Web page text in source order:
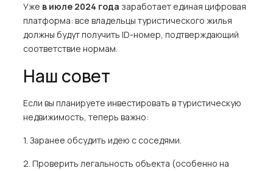
Уже в июле 2024 года заработает единая цифровая
платформа: все владельцы туристического жилья
должны будут получить ID-номер, подтверждающий
соответствие нормам.
Наш совет
Если вы планируете инвестировать в туристическую
недвижимость, теперь важно:
1. Заранее обсудить идею с соседями.
2. Проверить легальность объекта (особенно на